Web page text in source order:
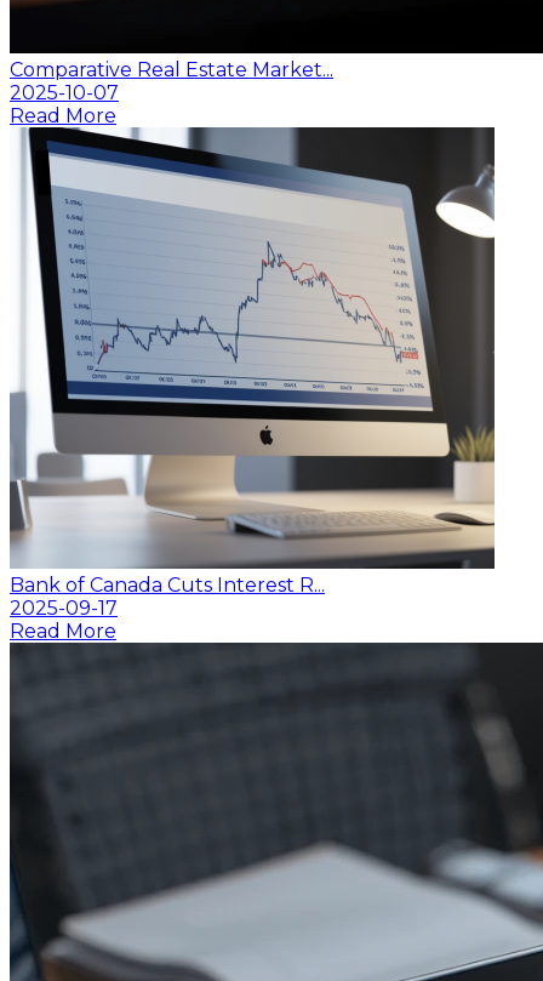
Comparative Real Estate Market...
2025-10-07
Read More
Bank of Canada Cuts Interest R...
2025-09-17
Read More